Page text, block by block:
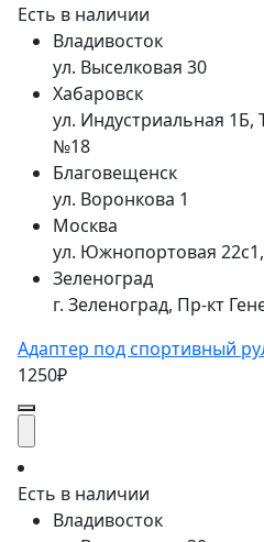
Есть в наличии
Владивосток
ул. Выселковая 30
Хабаровск
ул. Индустриальная
№18
Благовещенск
ул. Воронкова 1
Москва
ул. Южнопортовая
Зеленоград
г. Зеленоград, Пр-кт
Адаптер под спортивный
1250₽
Есть в наличии
Владивосток